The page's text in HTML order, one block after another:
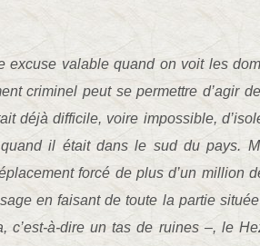
excuse valable quand on voit les
criminel peut se permettre d’agir
déjà difficile, voire impossible,
il était dans le sud du pays.
forcé de plus d’un million
en faisant de toute la partie
c’est-à-dire un tas de ruines –, le